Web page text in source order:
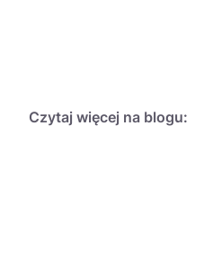
Czytaj więcej na blogu: